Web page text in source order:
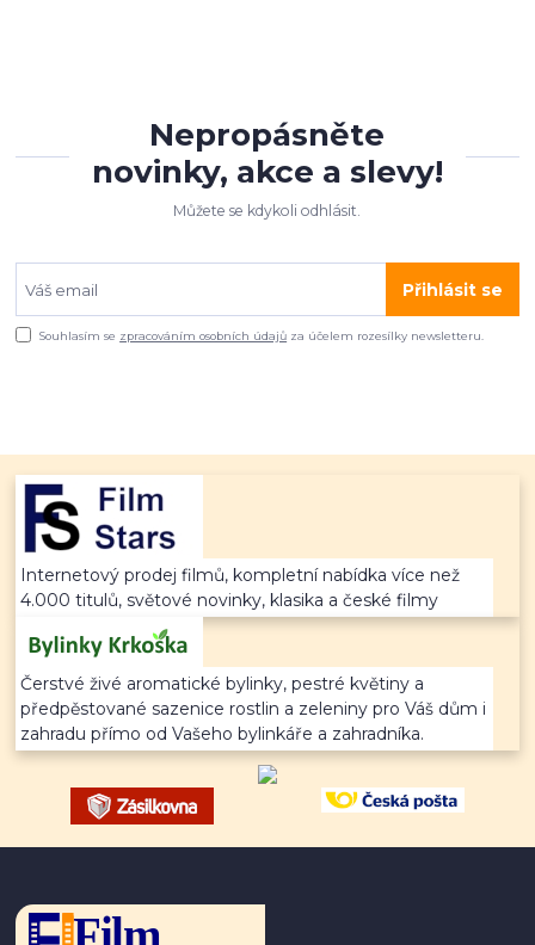
Nepropásněte
novinky, akce a slevy!
Můžete se kdykoli odhlásit.
Přihlásit se
Souhlasím se zpracováním osobních údajů za účelem rozesílky newsletteru.
Internetový prodej filmů, kompletní nabídka více než
4.000 titulů, světové novinky, klasika a české filmy
Čerstvé živé aromatické bylinky, pestré květiny a
předpěstované sazenice rostlin a zeleniny pro Váš dům i
zahradu přímo od Vašeho bylinkáře a zahradníka.